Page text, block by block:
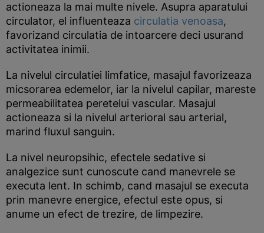
actioneaza la mai multe nivele. Asupra aparatului
circulator, el influenteaza circulatia venoasa,
favorizand circulatia de intoarcere deci usurand
activitatea inimii.
La nivelul circulatiei limfatice, masajul favorizeaza
micsorarea edemelor, iar la nivelul capilar, mareste
permeabilitatea peretelui vascular. Masajul
actioneaza si la nivelul arterioral sau arterial,
marind fluxul sanguin.
La nivel neuropsihic, efectele sedative si
analgezice sunt cunoscute cand manevrele se
executa lent. In schimb, cand masajul se executa
prin manevre energice, efectul este opus, si
anume un efect de trezire, de limpezire.